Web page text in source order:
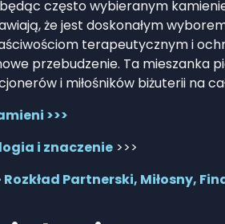
często wybieranym
że jest doskonałym
terapeutycznym i
przebudzenie. Ta mieszanka
i miłośników biżuterii na
>>>
i znaczenie >>>
Partnerski, Miłosny,